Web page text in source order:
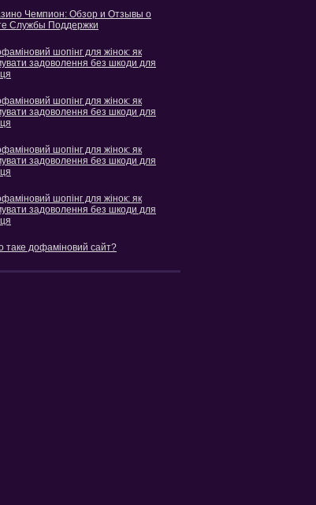
Чемпион: Обзор и Отзывы о
Службы Поддержки
шопінг для жінок: як
задоволення без шкоди для
шопінг для жінок: як
задоволення без шкоди для
шопінг для жінок: як
задоволення без шкоди для
шопінг для жінок: як
задоволення без шкоди для
таке дофаміновий сайт?